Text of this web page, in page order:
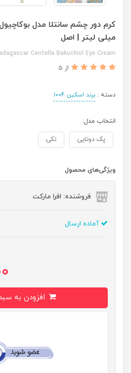
میلی لیتر | اصل
Centella Bakuchiol Eye Cream
از 5
دسته : برند اسکین 1004
انتخاب مدل:
پک دوتایی تکی
ویژگی‌های محصول
فروشنده: افرا مارکت
آماده ارسال